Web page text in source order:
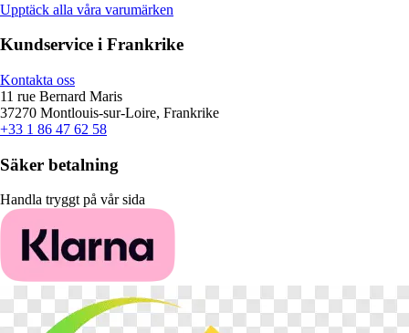
Upptäck alla våra varumärken
Kundservice i Frankrike
Kontakta oss
11 rue Bernard Maris
37270 Montlouis-sur-Loire, Frankrike
+33 1 86 47 62 58
Säker betalning
Handla tryggt på vår sida